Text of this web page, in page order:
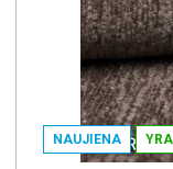
NAUJIENA